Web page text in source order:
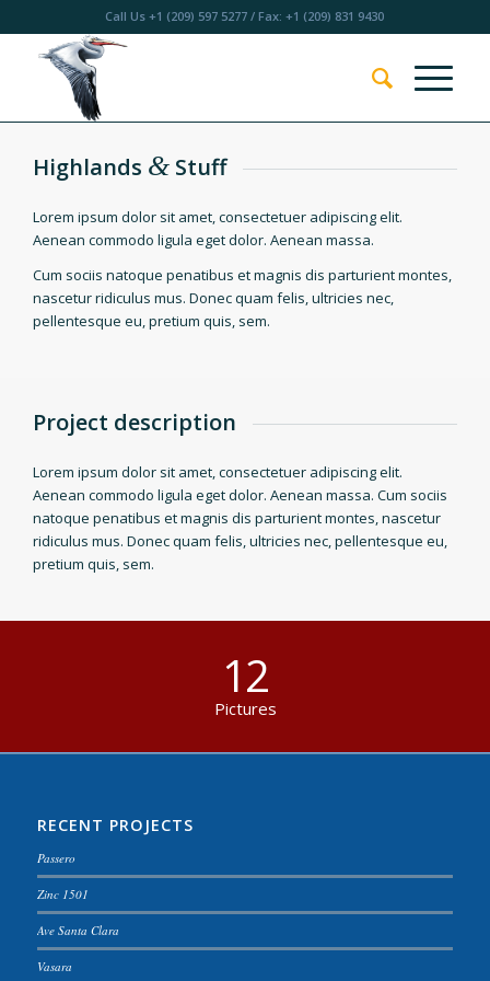
Call Us+1 (209) 597 5277 / Fax: +1 (209) 831 9430
Highlands & Stuff
Lorem ipsum dolor sit amet, consectetuer adipiscing elit.
Aenean commodo ligula eget dolor. Aenean massa.
Cum sociis natoque penatibus et magnis dis parturient montes,
nascetur ridiculus mus. Donec quam felis, ultricies nec,
pellentesque eu, pretium quis, sem.
Project description
Lorem ipsum dolor sit amet, consectetuer adipiscing elit.
Aenean commodo ligula eget dolor. Aenean massa. Cum sociis
natoque penatibus et magnis dis parturient montes, nascetur
ridiculus mus. Donec quam felis, ultricies nec, pellentesque eu,
pretium quis, sem.
12
Pictures
RECENT PROJECTS
Passero
Zinc 1501
Ave Santa Clara
Vasara